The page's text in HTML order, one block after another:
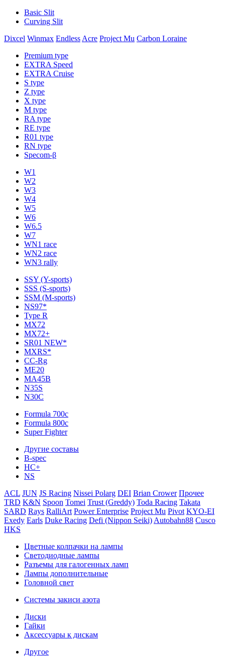
Basic Slit
Curving Slit
Dixcel Winmax Endless Acre Project Mu Carbon Loraine
Premium type
EXTRA Speed
EXTRA Cruise
S type
Z type
X type
M type
RA type
RE type
R01 type
RN type
Specom-β
W1
W2
W3
W4
W5
W6
W6.5
W7
WN1 race
WN2 race
WN3 rally
SSY (Y-sports)
SSS (S-sports)
SSM (M-sports)
NS97*
Type R
MX72
MX72+
SR01 NEW*
MXRS*
CC-Rg
ME20
MA45B
N35S
N30C
Formula 700c
Formula 800c
Super Fighter
Другие составы
B-spec
HC+
NS
ACL JUN JS Racing Nissei Polarg DEI Brian Crower Прочее
TRD K&N Spoon Tomei Trust (Greddy) Toda Racing Takata
SARD Rays RalliArt Power Enterprise Project Mu Pivot KYO-EI
Exedy Earls Duke Racing Defi (Nippon Seiki) Autobahn88 Cusco
HKS
Цветные колпачки на лампы
Светодиодные лампы
Разъемы для галогенных ламп
Лампы дополнительные
Головной свет
Системы закиси азота
Диски
Гайки
Аксессуары к дискам
Другое